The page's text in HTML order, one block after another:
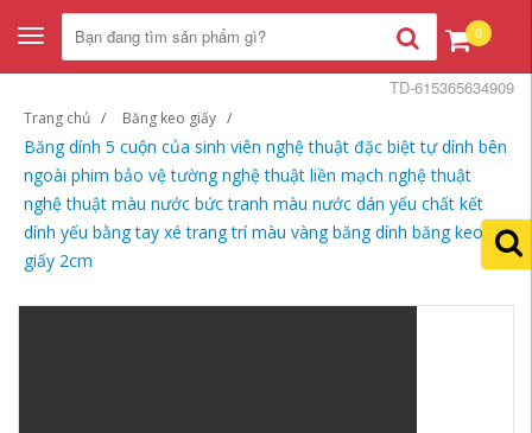
Toggle
navigation
0
Trang chủ Băng keo giấy
Băng dính 5 cuộn của sinh viên nghệ thuật đặc biệt tự dính bên
ngoài phim bảo vệ tường nghệ thuật liền mạch nghệ thuật
nghệ thuật màu nước bức tranh màu nước dán yếu chất kết
dính yếu bằng tay xé trang trí màu vàng băng dính băng keo
giấy 2cm
TD-615365634909